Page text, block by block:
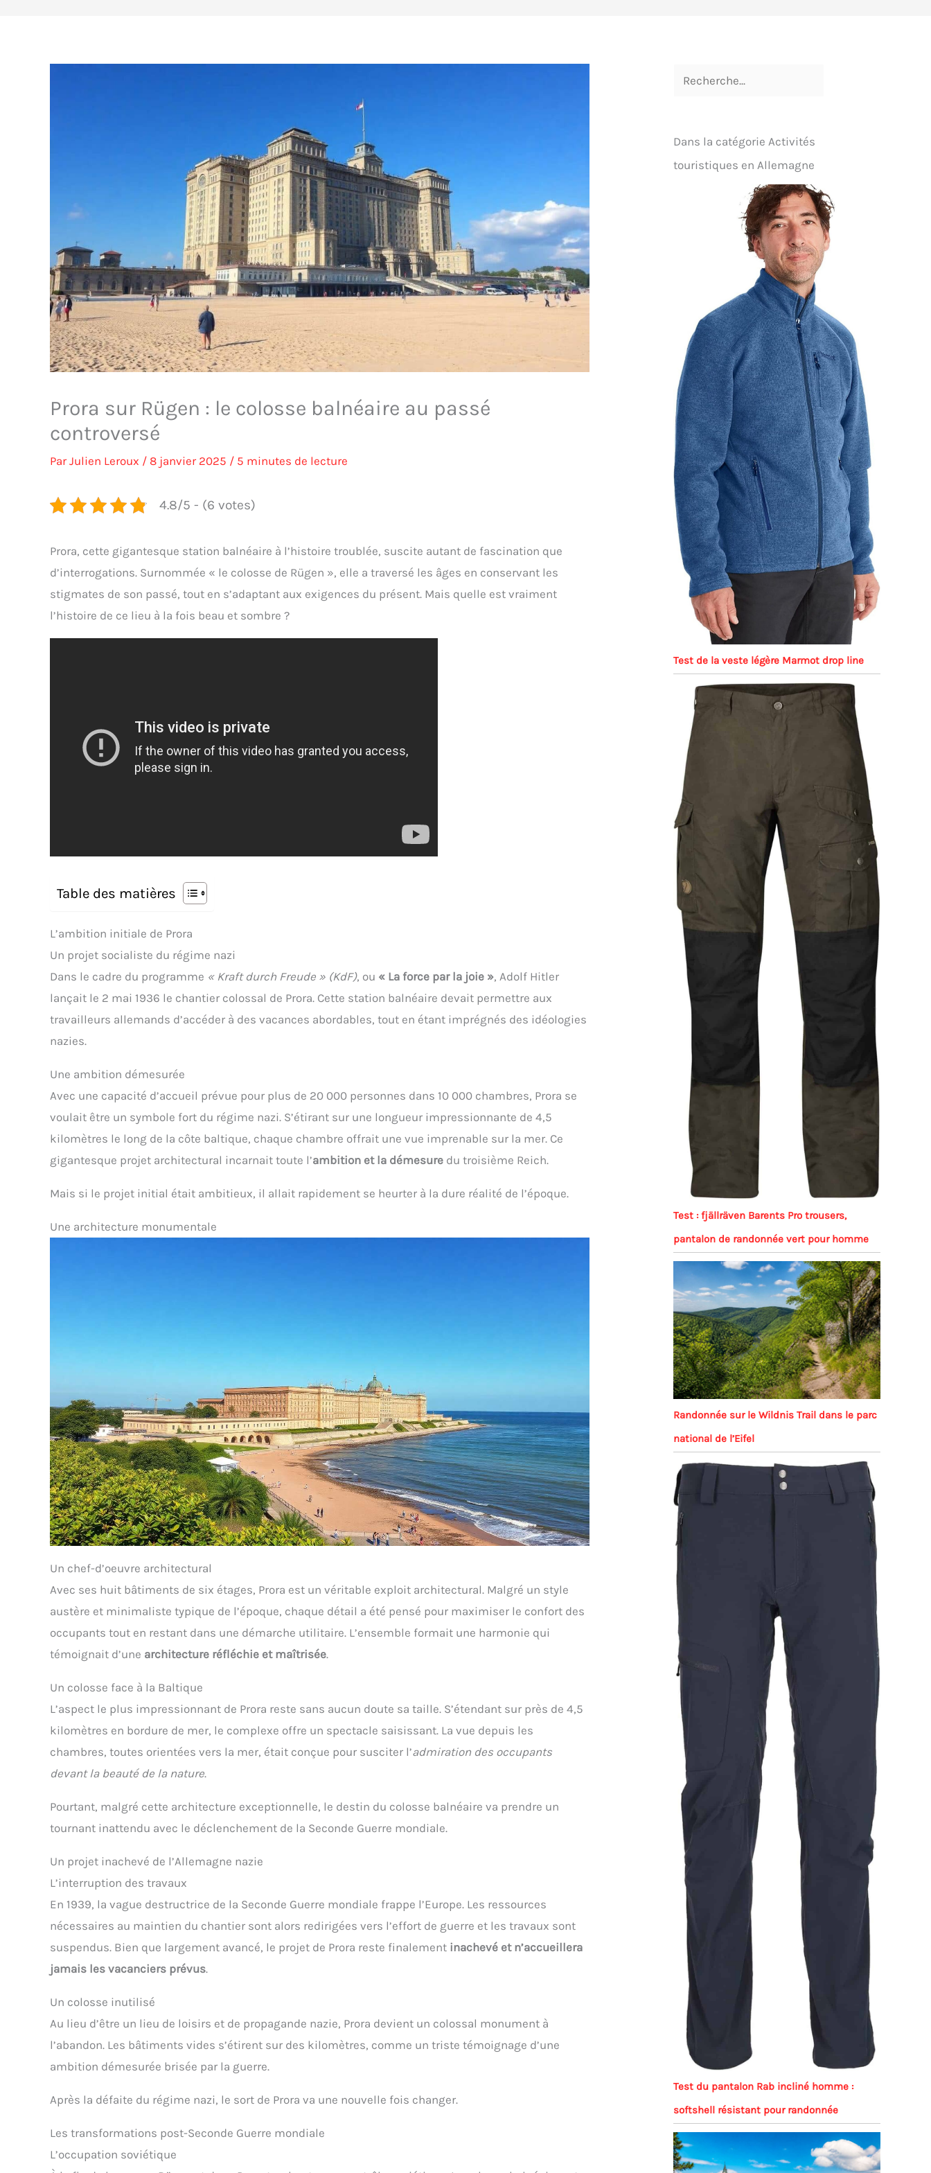
Prora sur Rügen : le colosse balnéaire au passé
controversé
ParJulien Leroux / 8 janvier 2025 / 5 minutes de lecture
4.8/5 - (6 votes)
Prora, cette gigantesque station balnéaire à l’histoire troublée, suscite autant de fascination que
d’interrogations. Surnommée « le colosse de Rügen », elle a traversé les âges en conservant les
stigmates de son passé, tout en s’adaptant aux exigences du présent. Mais quelle est vraiment
l’histoire de ce lieu à la fois beau et sombre ?
Table des matières
L’ambition initiale de Prora
Un projet socialiste du régime nazi
Dans le cadre du programme « Kraft durch Freude » (KdF), ou « La force par la joie », Adolf Hitler
lançait le 2 mai 1936 le chantier colossal de Prora. Cette station balnéaire devait permettre aux
travailleurs allemands d’accéder à des vacances abordables, tout en étant imprégnés des idéologies
nazies.
Une ambition démesurée
Avec une capacité d’accueil prévue pour plus de 20 000 personnes dans 10 000 chambres, Prora se
voulait être un symbole fort du régime nazi. S’étirant sur une longueur impressionnante de 4,5
kilomètres le long de la côte baltique, chaque chambre offrait une vue imprenable sur la mer. Ce
gigantesque projet architectural incarnait toute l’ambition et la démesure du troisième Reich.
Mais si le projet initial était ambitieux, il allait rapidement se heurter à la dure réalité de l’époque.
Une architecture monumentale
Un chef-d’oeuvre architectural
Avec ses huit bâtiments de six étages, Prora est un véritable exploit architectural. Malgré un style
austère et minimaliste typique de l’époque, chaque détail a été pensé pour maximiser le confort des
occupants tout en restant dans une démarche utilitaire. L’ensemble formait une harmonie qui
témoignait d’une architecture réfléchie et maîtrisée.
Un colosse face à la Baltique
L’aspect le plus impressionnant de Prora reste sans aucun doute sa taille. S’étendant sur près de 4,5
kilomètres en bordure de mer, le complexe offre un spectacle saisissant. La vue depuis les
chambres, toutes orientées vers la mer, était conçue pour susciter l’admiration des occupants
devant la beauté de la nature.
Pourtant, malgré cette architecture exceptionnelle, le destin du colosse balnéaire va prendre un
tournant inattendu avec le déclenchement de la Seconde Guerre mondiale.
Un projet inachevé de l’Allemagne nazie
L’interruption des travaux
En 1939, la vague destructrice de la Seconde Guerre mondiale frappe l’Europe. Les ressources
nécessaires au maintien du chantier sont alors redirigées vers l’effort de guerre et les travaux sont
suspendus. Bien que largement avancé, le projet de Prora reste finalement inachevé et n’accueillera
jamais les vacanciers prévus.
Un colosse inutilisé
Au lieu d’être un lieu de loisirs et de propagande nazie, Prora devient un colossal monument à
l’abandon. Les bâtiments vides s’étirent sur des kilomètres, comme un triste témoignage d’une
ambition démesurée brisée par la guerre.
Après la défaite du régime nazi, le sort de Prora va une nouvelle fois changer.
Les transformations post-Seconde Guerre mondiale
L’occupation soviétique
Dans la catégorie Activités
touristiques en Allemagne
Test de la veste légère Marmot drop line
Test : fjällräven Barents Pro trousers,
pantalon de randonnée vert pour homme
Randonnée sur le Wildnis Trail dans le parc
national de l’Eifel
Test du pantalon Rab incliné homme :
softshell résistant pour randonnée